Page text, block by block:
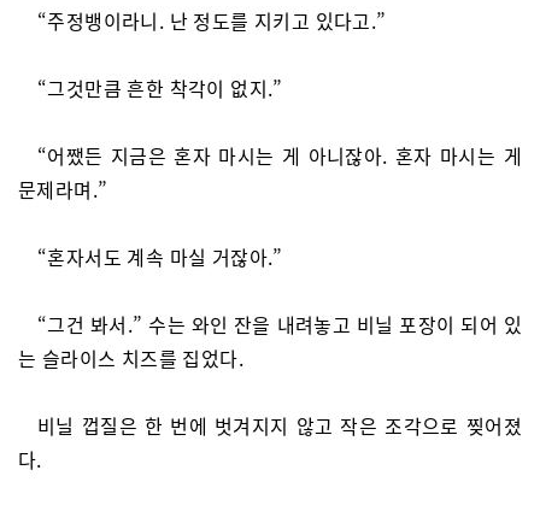
“주정뱅이라니. 난 정도를 지키고 있다고.”
“그것만큼 흔한 착각이 없지.”
“어쨌든 지금은 혼자 마시는 게 아니잖아. 혼자 마시는 게
문제라며.”
“혼자서도 계속 마실 거잖아.”
“그건 봐서.” 수는 와인 잔을 내려놓고 비닐 포장이 되어 있
는 슬라이스 치즈를 집었다.
비닐 껍질은 한 번에 벗겨지지 않고 작은 조각으로 찢어졌
다.